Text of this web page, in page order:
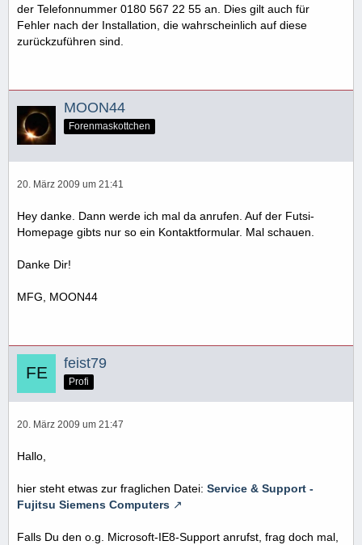
der Telefonnummer 0180 567 22 55 an. Dies gilt auch für
Fehler nach der Installation, die wahrscheinlich auf diese
zurückzuführen sind.
MOON44
Forenmaskottchen
20. März 2009 um 21:41
Hey danke. Dann werde ich mal da anrufen. Auf der Futsi-
Homepage gibts nur so ein Kontaktformular. Mal schauen.
Danke Dir!
MFG, MOON44
feist79
Profi
20. März 2009 um 21:47
Hallo,
hier steht etwas zur fraglichen Datei: Service & Support -
Fujitsu Siemens Computers
Falls Du den o.g. Microsoft-IE8-Support anrufst, frag doch mal,